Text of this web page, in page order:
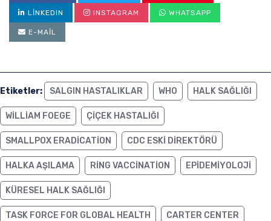
LINKEDIN INSTAGRAM WHATSAPP
E-MAIL
Etiketler: SALGIN HASTALIKLAR WHO HALK SAĞLIĞI
WILLIAM FOEGE ÇIÇEK HASTALIĞI
SMALLPOX ERADICATION CDC ESKI DIREKTÖRÜ
HALKA AŞILAMA RING VACCINATION EPIDEMIYOLOJI
KÜRESEL HALK SAĞLIĞI
TASK FORCE FOR GLOBAL HEALTH CARTER CENTER